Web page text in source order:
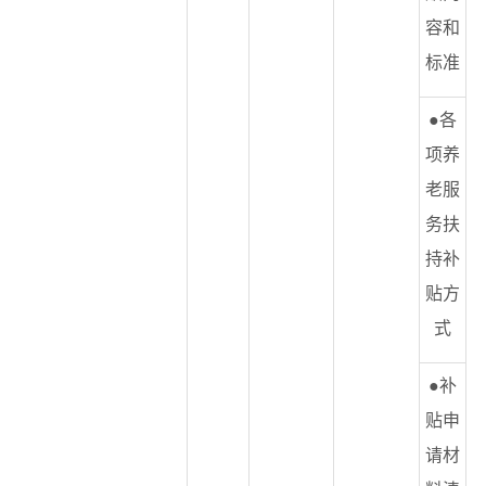
容和
标准
●各
项养
老服
务扶
持补
贴方
式
●补
贴申
请材